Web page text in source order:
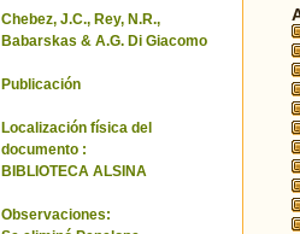
Chebez, J.C., Rey, N.R.,
Babarskas & A.G. Di Giacomo
Publicación
Localización física del
documento :
BIBLIOTECA ALSINA
Observaciones: